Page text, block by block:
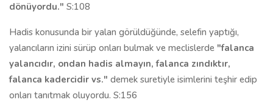
dönüyordu." S:108
Hadis konusunda bir yalan görüldüğünde, selefin yaptığı,
yalancıların izini sürüp onları bulmak ve meclislerde "falanca
yalancıdır, ondan hadis almayın, falanca zındıktır,
falanca kadercidir vs." demek suretiyle isimlerini teşhir edip
onları tanıtmak oluyordu. S:156